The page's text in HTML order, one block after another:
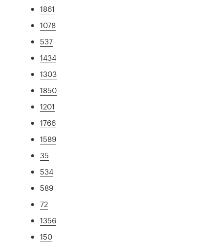
1861
1078
537
1434
1303
1850
1201
1766
1589
35
534
589
72
1356
150